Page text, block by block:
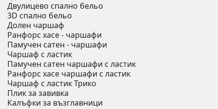
Двулицево спално бельо
3D спално бельо
Долен чаршаф
Ранфорс хасе - чаршафи
Памучен сатен - чаршафи
Чаршаф с ластик
Памучен сатен чаршафи с ластик
Ранфорс хасе чаршафи с ластик
Чаршаф с ластик Трико
Плик за завивкa
Калъфки за възглавници